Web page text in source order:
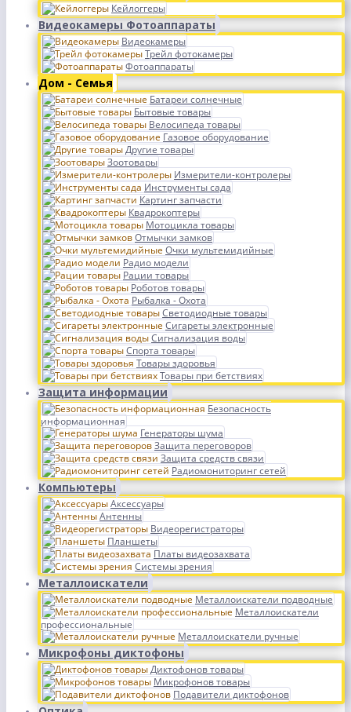
Кейлоггеры
Видеокамеры Фотоаппараты
Видеокамеры
Трейл фотокамеры
Фотоаппараты
Дом - Семья
Батареи солнечные
Бытовые товары
Велосипеда товары
Газовое оборудование
Другие товары
Зоотовары
Измерители-контролеры
Инструменты сада
Картинг запчасти
Квадрокоптеры
Мотоцикла товары
Отмычки замков
Очки мультемидийные
Радио модели
Рации товары
Роботов товары
Рыбалка - Охота
Светодиодные товары
Сигареты электронные
Сигнализация воды
Спорта товары
Товары здоровья
Товары при бетствиях
Защита информации
Безопасность
информационная
Генераторы шума
Защита переговоров
Защита средств связи
Радиомониторинг сетей
Компьютеры
Аксессуары
Антенны
Видеорегистраторы
Планшеты
Платы видеозахвата
Системы зрения
Металлоискатели
Металлоискатели подводные
Металлоискатели
профессиональные
Металлоискатели ручные
Микрофоны диктофоны
Диктофонов товары
Микрофонов товары
Подавители диктофонов